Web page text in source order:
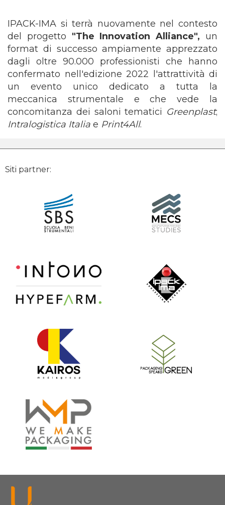
IPACK-IMA si terrà nuovamente nel contesto
del progetto "The Innovation Alliance", un
format di successo ampiamente apprezzato
dagli oltre 90.000 professionisti che hanno
confermato nell'edizione 2022 l'attrattività di
un evento unico dedicato a tutta la
meccanica strumentale e che vede la
concomitanza dei saloni tematici Greenplast;
Intralogistica Italia e Print4All.
Siti partner: